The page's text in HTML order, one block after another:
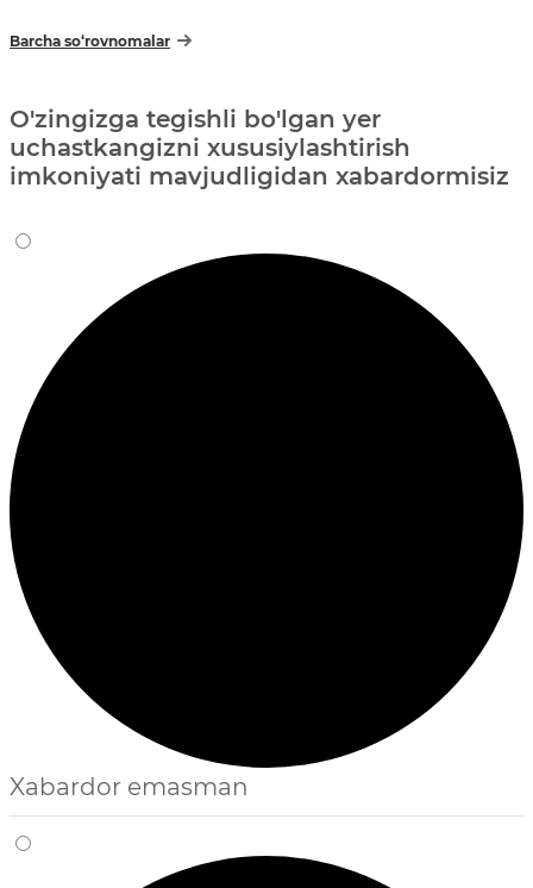
Barcha so‘rovnomalar
O'zingizga tegishli bo'lgan yer
uchastkangizni xususiylashtirish
imkoniyati mavjudligidan xabardormisiz
Xabardor emasman